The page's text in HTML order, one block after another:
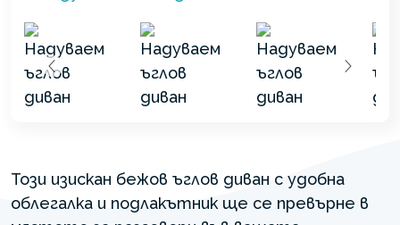
Този изискан бежов ъглов диван с удобна
облегалка и подлакътник ще се превърне в